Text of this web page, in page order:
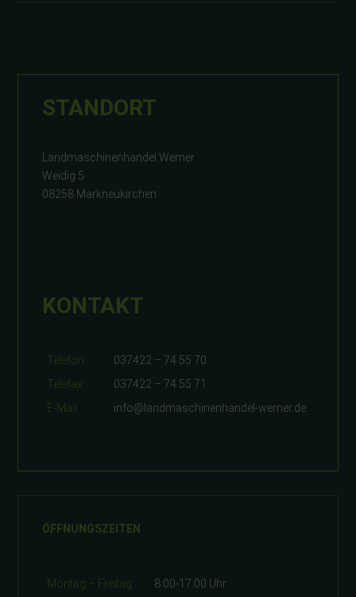
STANDORT
Landmaschinenhandel Werner
Weidig 5
08258 Markneukirchen
KONTAKT
Telefon:
037422 – 74 55 70
Telefax:
037422 – 74 55 71
E-Mail:
info@landmaschinenhandel-werner.de
ÖFFNUNGSZEITEN
Montag – Freitag: 8:00-17:00 Uhr